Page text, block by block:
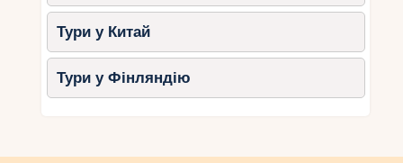
Тури у Китай
Тури у Фінляндію